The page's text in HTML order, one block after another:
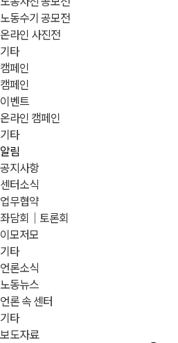
노동수기 공모전
온라인 사진전
기타
캠페인
캠페인
이벤트
온라인 캠페인
기타
알림
공지사항
센터소식
업무협약
좌담회｜토론회
이모저모
기타
언론소식
노동뉴스
언론 속 센터
기타
보도자료